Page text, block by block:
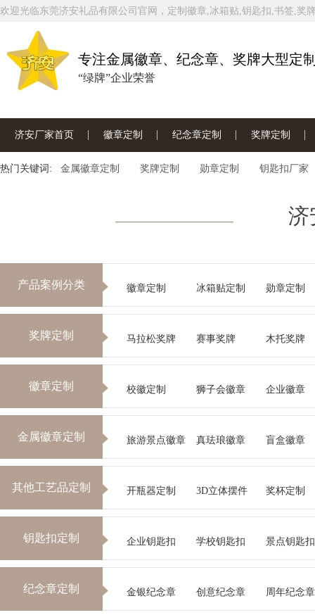
欢迎光临东莞济安礼品有限公司官网，定制徽章,冰箱贴,钥匙扣,书签,奖
专注金属徽章、纪念章、奖牌大型定
“绿牌”企业荣誉
济安厂家首页 徽章定制 纪念章定制 奖牌定制
联系济安工厂
热门关键词: 金属徽章定制 奖牌定制 勋章定制 钥匙扣厂家
济
产品案例分类 徽章定制 冰箱贴定制 勋章定制
奖牌定制 马拉松奖牌 赛事奖牌 木托奖牌
徽章定制 校徽定制 狮子会徽章 企业徽章
金属徽章定制 旅游景点徽章 真珐琅徽章 盲盒徽章
其他工艺品定制 开瓶器定制 3D立体摆件 奖杯定制
钥匙扣定制 企业钥匙扣 学校钥匙扣 景点钥匙扣
纪念章定制 金银纪念章 创意纪念章 周年纪念章